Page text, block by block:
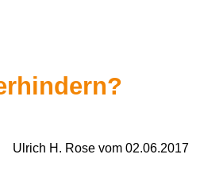
Ulrich H. Rose vom 02.06.2017